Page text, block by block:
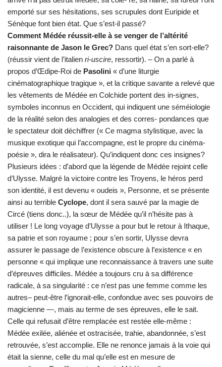
emporté sur ses hésitations, ses scrupules dont Euripide et
Sénèque font bien état. Que s’est-il passé?
Comment Médée réussit-elle à se venger de l’altérité
raisonnante de Jason le Grec? Dans quel état s’en sort-elle?
(réussir vient de l’italien ri-uscire, ressortir). – On a parlé à
propos d’Œdipe-Roi de Pasolini « d’une liturgie
cinématographique tragique », et la critique savante a relevé que
les vêtements de Médée en Colchide portent des in-signes,
symboles inconnus en Occident, qui indiquent une séméiologie
de la réalité selon des analogies et des corres- pondances que
le spectateur doit déchiffrer (« Ce magma stylistique, avec la
musique exotique qui l’accompagne, est le propre du cinéma-
poésie », dira le réalisateur). Qu’indiquent donc ces insignes?
Plusieurs idées : d’abord que la légende de Médée rejoint celle
d’Ulysse. Malgré la victoire contre les Troyens, le héros perd
son identité, il est devenu « oudeis », Personne, et se présente
ainsi au terrible Cyclope, dont il sera sauvé par la magie de
Circé (tiens donc..), la sœur de Médée qu’il n’hésite pas à
utiliser ! Le long voyage d’Ulysse a pour but le retour à Ithaque,
sa patrie et son royaume ; pour s’en sortir, Ulysse devra
assurer le passage de l’existence obscure à l’existence « en
personne « qui implique une reconnaissance à travers une suite
d’épreuves difficiles. Médée a toujours cru à sa différence
radicale, à sa singularité : ce n’est pas une femme comme les
autres– peut-être l’ignorait-elle, confondue avec ses pouvoirs de
magicienne —, mais au terme de ses épreuves, elle le sait.
Celle qui refusait d’être remplacée est restée elle-même :
Médée exilée, aliénée et ostracisée, trahie, abandonnée, s’est
retrouvée, s’est accomplie. Elle ne renonce jamais à la voie qui
était la sienne, celle du mal qu’elle est en mesure de